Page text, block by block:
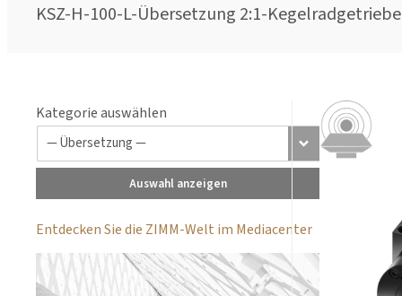
KSZ-H-100-L-Übersetzung 2:1-Kegelradgetriebe
Kategorie auswählen
Auswahl anzeigen
Entdecken Sie die ZIMM-Welt im Mediacenter